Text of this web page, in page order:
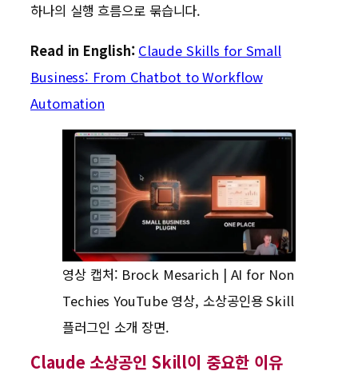
하나의 실행 흐름으로 묶습니다.
Read in English: Claude Skills for Small
Business: From Chatbot to Workflow
Automation
영상 캡처: Brock Mesarich | AI for Non
Techies YouTube 영상, 소상공인용 Skill
플러그인 소개 장면.
Claude 소상공인 Skill이 중요한 이유